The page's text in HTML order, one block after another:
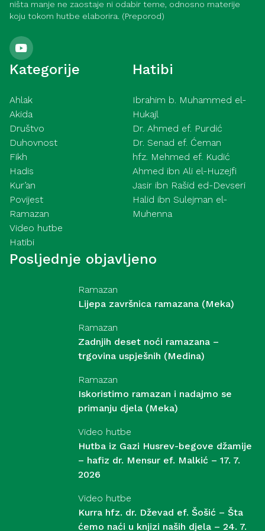
ništa manje ne zaostaje ni odabir teme, odnosno materije
koju tokom hutbe elaborira. (Preporod)
Kategorije
Ahlak
Akida
Društvo
Duhovnost
Fikh
Hadis
Kur’an
Povijest
Ramazan
Video hutbe
Hatibi
Hatibi
Ibrahim b. Muhammed el-
Hukajl
Dr. Ahmed ef. Purdić
Dr. Senad ef. Ćeman
hfz. Mehmed ef. Kudić
Ahmed ibn Ali el-Huzejfi
Jasir ibn Rašid ed-Devseri
Halid ibn Sulejman el-
Muhenna
Posljednje objavljeno
Ramazan
Lijepa završnica ramazana (Meka)
Ramazan
Zadnjih deset noći ramazana –
trgovina uspješnih (Medina)
Ramazan
Iskoristimo ramazan i nadajmo se
primanju djela (Meka)
Video hutbe
Hutba iz Gazi Husrev-begove džamije
– hafiz dr. Mensur ef. Malkić – 17. 7.
2026
Video hutbe
Kurra hfz. dr. Dževad ef. Šošić – Šta
ćemo naći u knjizi naših djela – 24. 7.